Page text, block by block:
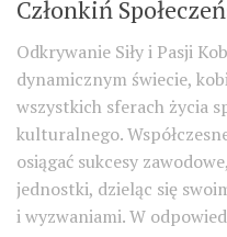
Członkiń
Odkrywanie Siły i Pasji
dynamicznym świecie,
wszystkich sferach życia
kulturalnego.
osiągać sukcesy
jednostki, dzieląc się
i wyzwaniami. W